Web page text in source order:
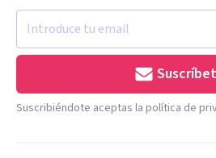
Suscribiéndote aceptas la política de